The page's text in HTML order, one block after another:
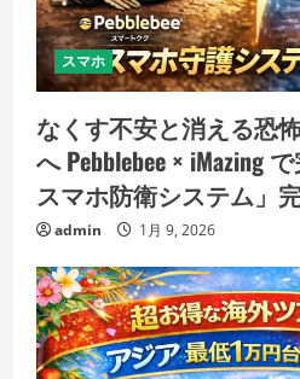
スマホ
なくす不安と消える恐
へ Pebblebee × iMazing
スマホ防衛システム」
admin 1月 9, 2026